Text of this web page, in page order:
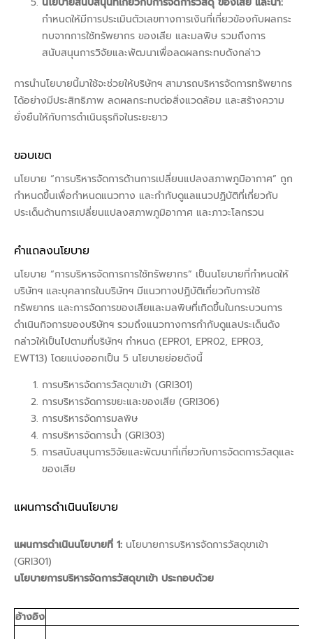
กำหนดให้มีการประเมินตัวเลขทางการเงินที่เกี่ยวข้องกับผลกระ
ทบจากการใช้ทรัพยากร ของเสีย และมลพิษ รวมถึงการ
สนับสนุนการวิจัยและพัฒนาเพื่อลดผลกระทบดังกล่าว
การนำนโยบายนี้มาใช้จะช่วยให้บริษัทฯ สามารถบริหารจัดการทรัพยากร
ได้อย่างมีประสิทธิภาพ ลดผลกระทบต่อสิ่งแวดล้อม และสร้างความ
ยั่งยืนให้กับการดำเนินธุรกิจในระยะยาว
ขอบเขต
นโยบาย “การบริหารจัดการด้านการเปลี่ยนแปลงสภาพภูมิอากาศ” ถูก
กำหนดขึ้นเพื่อกำหนดแนวทาง และกำกับดูแลแนวปฏิบัติที่เกี่ยวกับ
ประเด็นด้านการเปลี่ยนแปลงสภาพภูมิอากาศ และภาวะโลกรวน
คำแถลงนโยบาย
นโยบาย “การบริหารจัดการการใช้ทรัพยากร” เป็นนโยบายที่กำหนดให้
บริษัทฯ และบุคลากรในบริษัทฯ มีแนวทางปฏิบัติเกี่ยวกับการใช้
ทรัพยากร และการจัดการของเสียและมลพิษที่เกิดขึ้นในกระบวนการ
ดำเนินกิจการของบริษัทฯ รวมถึงแนวทางการกำกับดูแลประเด็นดัง
กล่าวให้เป็นไปตามที่บริษัทฯ กำหนด (EPR01, EPR02, EPR03,
EWT13) โดยแบ่งออกเป็น 5 นโยบายย่อยดังนี้
การบริหารจัดการวัสดุขาเข้า (GRI301)
การบริหารจัดการขยะและของเสีย (GRI306)
การบริหารจัดการมลพิษ
การบริหารจัดการน้ำ (GRI303)
การสนับสนุนการวิจัยและพัฒนาที่เกี่ยวกับการจัดดการวัสดุและ
ของเสีย
แผนการดำเนินนโยบาย
แผนการดำเนินนโยบายที่ 1: นโยบายการบริหารจัดการวัสดุขาเข้า
(GRI301)
นโยบายการบริหารจัดการวัสดุขาเข้า ประกอบด้วย
อ้างอิง